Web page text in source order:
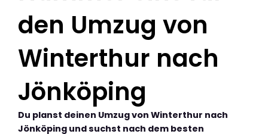
den Umzug von
Winterthur nach
Jönköping
Du planst deinen Umzug von Winterthur nach
Jönköping und suchst nach dem besten